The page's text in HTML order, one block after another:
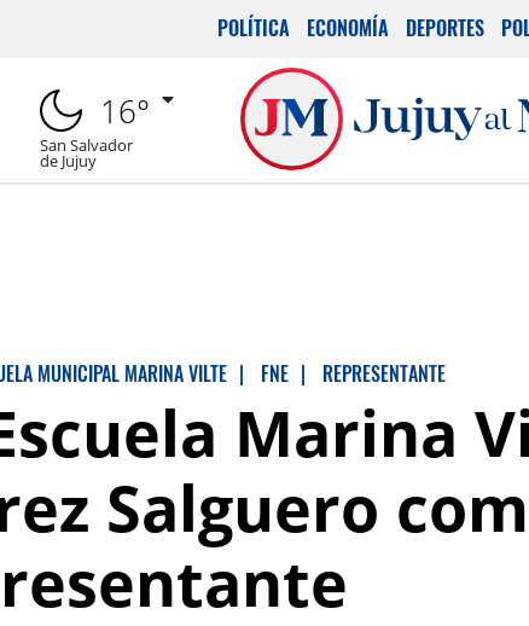
POLÍTICA ECONOMÍA DEPORTES
16°
San Salvador
de Jujuy
MUNICIPAL MARINA VILTE | FNE | REPRESENTANTE
Marina
Salguero